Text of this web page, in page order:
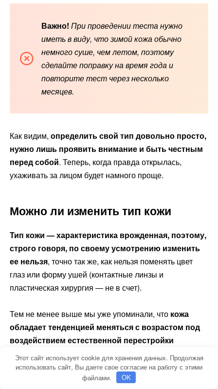
Важно! При проведении теста нужно
иметь в виду, что зимой кожа обычно
немного суше, чем летом, поэтому
сделайте поправку на время года и
повторите тест через несколько
месяцев.
Как видим, определить свой тип довольно просто,
нужно лишь проявить внимание и быть честным
перед собой. Теперь, когда правда открылась,
ухаживать за лицом будет намного проще.
Можно ли изменить тип кожи
Тип кожи — характеристика врожденная, поэтому,
строго говоря, по своему усмотрению изменить
ее нельзя, точно так же, как нельзя поменять цвет
глаз или форму ушей (контактные линзы и
пластическая хирургия — не в счет).
Тем не менее выше мы уже упоминали, что кожа
обладает тенденцией меняться с возрастом под
воздействием естественной перестройки
организма
, в частности, его гормонального фона. И
второй момент, о котором мы опять-таки
определенные метаморфозы,
Этот сайт использует cookie для хранения данных. Продолжая
использовать сайт, Вы даете свое согласие на работу с этими
файлами.
OK